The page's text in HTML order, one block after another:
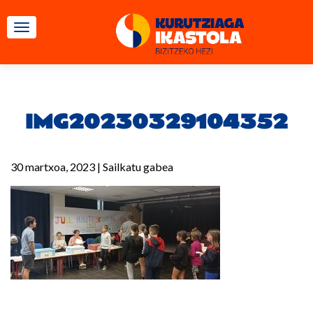
TOGGLE NAVIGATION
IMG20230329104352
30 martxoa, 2023 | Sailkatu gabea